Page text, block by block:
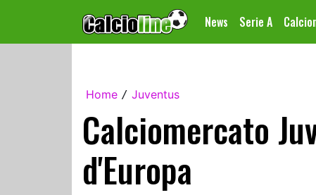
News Serie A
Home / Juventus
Calciomercato
d'Europa